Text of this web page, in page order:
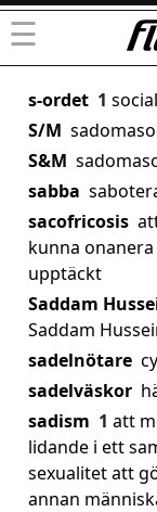
☰
s-ordet 1
S/M
S&M
sabba
sacofricosis
kunna
upptäckt
Saddam
Saddam
sadelnötare
sadelväskor
sadism 1 att
lidande i ett
sexualitet att
annan